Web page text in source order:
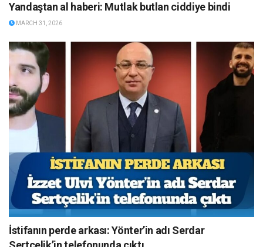
Yandaştan al haberi: Mutlak butlan ciddiye bindi
MARCH 31, 2026
İstifanın perde arkası: Yönter’in adı Serdar